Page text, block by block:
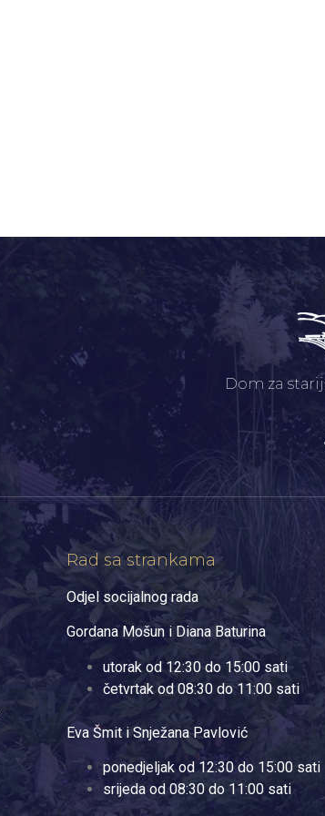
Dom za
Rad sa strankama
Odjel socijalnog rada
Gordana Mošun i Diana Baturina
utorak od 12:30 do 15:00 sati
četvrtak od 08:30 do 11:00 sati
Eva Šmit i Snježana Pavlović
ponedjeljak od 12:30 do 15:00 sati
srijeda od 08:30 do 11:00 sati